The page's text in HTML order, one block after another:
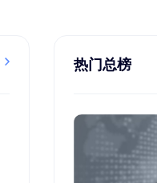
热门总榜